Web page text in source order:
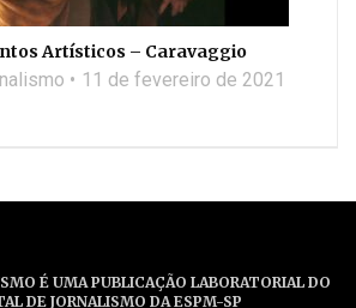
Artísticos – Caravaggio
11 de fevereiro de 2021
É UMA PUBLICAÇÃO LABORATORIAL DO
DE JORNALISMO DA ESPM-SP